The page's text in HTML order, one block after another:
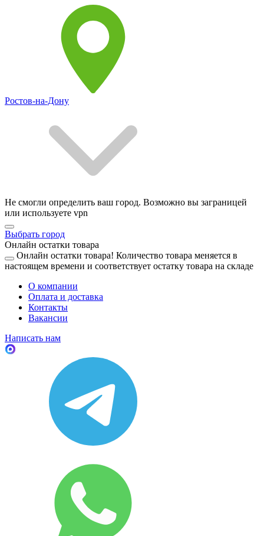
Ростов-на-Дону
Не смогли определить ваш город. Возможно вы заграницей
или используете vpn
Выбрать город
Онлайн остатки товара
Онлайн остатки товара! Количество товара меняется в
настоящем времени и соответствует остатку товара на складе
О компании
Оплата и доставка
Контакты
Вакансии
Написать нам